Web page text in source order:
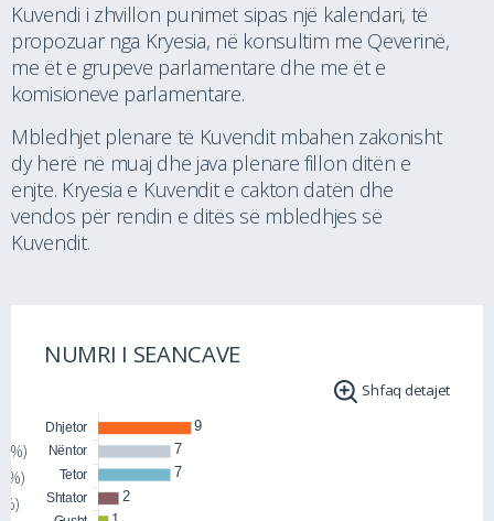
Kuvendi i zhvillon punimet sipas një kalendari, të
propozuar nga Kryesia, në konsultim me Qeverinë,
me ët e grupeve parlamentare dhe me ët e
komisioneve parlamentare.
Mbledhjet plenare të Kuvendit mbahen zakonisht
dy herë në muaj dhe java plenare fillon ditën e
enjte. Kryesia e Kuvendit e cakton datën dhe
vendos për rendin e ditës së mbledhjes së
Kuvendit.
NUMRI I SEANCAVE
Shfaq detajet